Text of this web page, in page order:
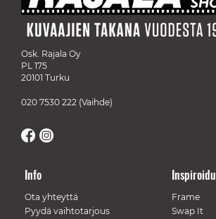
Osk. Rajala Oy
PL 175
20101 Turku
020 7530 222 (Vaihde)
Info
Ota yhteyttä
Pyydä vaihtotarjous
Inspiroidu
Frame
Swap It